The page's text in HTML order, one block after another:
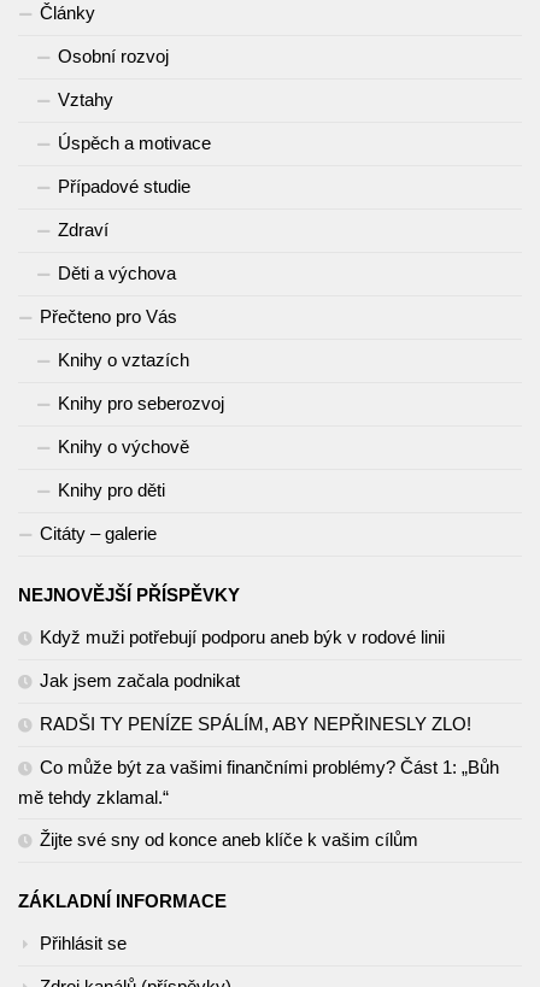
Články
Osobní rozvoj
Vztahy
Úspěch a motivace
Případové studie
Zdraví
Děti a výchova
Přečteno pro Vás
Knihy o vztazích
Knihy pro seberozvoj
Knihy o výchově
Knihy pro děti
Citáty – galerie
NEJNOVĚJŠÍ PŘÍSPĚVKY
Když muži potřebují podporu aneb býk v rodové linii
Jak jsem začala podnikat
RADŠI TY PENÍZE SPÁLÍM, ABY NEPŘINESLY ZLO!
Co může být za vašimi finančními problémy? Část 1: „Bůh
mě tehdy zklamal.“
Žijte své sny od konce aneb klíče k vašim cílům
ZÁKLADNÍ INFORMACE
Přihlásit se